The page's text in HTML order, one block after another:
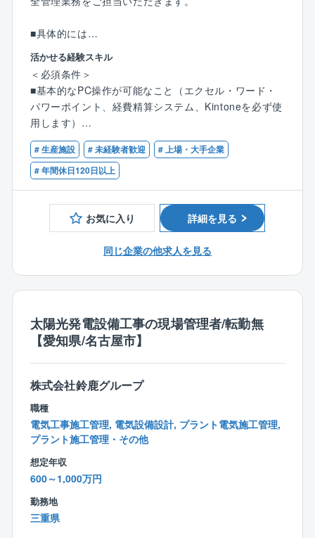
■社是の一つに三方ヨシを掲げており、常に『従業員ヨ
とり一人の価値観を尊重し、同社に関わる全ての方の
幸せ度数の向上を目指しています。
■具体的には
・安全講話(朝会時)
・安全パトロール(運転管理員によるルーチン作業や業
者による各種のメンテナンス作業、改造工事などを対
象に)
・安全教育
・週報(主に安全講話の内容記載)作成
・週末に当該週の安全関係の実施記録・情報をまと
め、上記週報と合わせて安品証含む関係者へ発信
・三重事務所長からの指示事項
・三重事務所安全担当者の補助業務
・安全関連の会議体への参加
〔変更の範囲〕会社の定める業務
活かせる経験スキル
＜必須条件＞
■基本的なPC操作が可能なこと（エクセル・ワード・
パワーポイント、経費精算システム、Kintoneを必ず使
用します）
■プラント運転管理／建設現場の安全管理業務経験者。
(現場代理人経験者を含む)
＜歓迎条件＞
■職長・安責者教育修了者。
■酸素欠乏危険作業、フルハーネス型安全帯、低圧電気
等安全に係わる教育を出来るだけ多く修了されている
ことが望ましい。
# 生産施設 # 未経験者歓迎
# 上場・大手企業
# 年間休日120日以上
お気に入り 詳細を見る
同じ企業の他求人を見る
太陽光発電設備工事の現場管理者/転勤無
【愛知県/名古屋市】
株式会社鈴鹿グループ
職種
電気工事施工管理, 電気設備設計, プラント電気施工管理,
プラント施工管理・その他
想定年収
600～1,000万円
勤務地
三重県